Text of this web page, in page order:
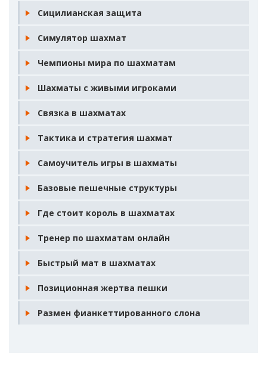
Сицилианская защита
Симулятор шахмат
Чемпионы мира по шахматам
Шахматы с живыми игроками
Связка в шахматах
Тактика и стратегия шахмат
Самоучитель игры в шахматы
Базовые пешечные структуры
Где стоит король в шахматах
Тренер по шахматам онлайн
Быстрый мат в шахматах
Позиционная жертва пешки
Размен фианкеттированного слона